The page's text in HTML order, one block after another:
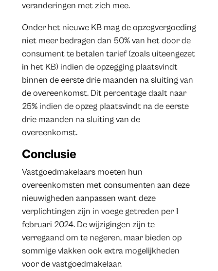
veranderingen met zich mee.
Onder het nieuwe KB mag de opzegvergoeding
niet meer bedragen dan 50% van het door de
consument te betalen tarief (zoals uiteengezet
in het KB) indien de opzegging plaatsvindt
binnen de eerste drie maanden na sluiting van
de overeenkomst. Dit percentage daalt naar
25% indien de opzeg plaatsvindt na de eerste
drie maanden na sluiting van de
overeenkomst.
Conclusie
Vastgoedmakelaars moeten hun
overeenkomsten met consumenten aan deze
nieuwigheden aanpassen want deze
verplichtingen zijn in voege getreden per 1
februari 2024. De wijzigingen zijn te
verregaand om te negeren, maar bieden op
sommige vlakken ook extra mogelijkheden
voor de vastgoedmakelaar.